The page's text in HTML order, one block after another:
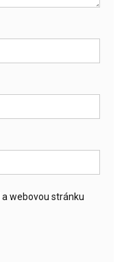
webovou stránku